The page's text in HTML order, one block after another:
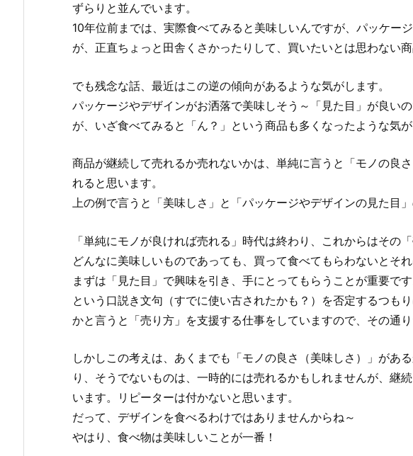
ずらりと並んでいます。
10年位前までは、実際食べてみると美味しいんですが、パッケー
が、正直ちょっと田舎くさかったりして、買いたいとは思わない商
でも残念な話、最近はこの逆の傾向があるような気がします。
パッケージやデザインがお洒落で美味しそう～「見た目」が良い
が、いざ食べてみると「ん？」という商品も多くなったような気
商品が継続して売れるか売れないかは、単純に言うと「モノの良
れると思います。
上の例で言うと「美味しさ」と「パッケージやデザインの見た目」
「単純にモノが良ければ売れる」時代は終わり、これからはその
どんなに美味しいものであっても、買って食べてもらわないとそれ
まずは「見た目」で興味を引き、手にとってもらうことが重要です
という口説き文句（すでに使い古されたかも？）を否定するつも
かと言うと「売り方」を支援する仕事をしていますので、その通り
しかしこの考えは、あくまでも「モノの良さ（美味しさ）」があ
り、そうでないものは、一時的には売れるかもしれませんが、継
います。リピーターは付かないと思います。
だって、デザインを食べるわけではありませんからね～
やはり、食べ物は美味しいことが一番！